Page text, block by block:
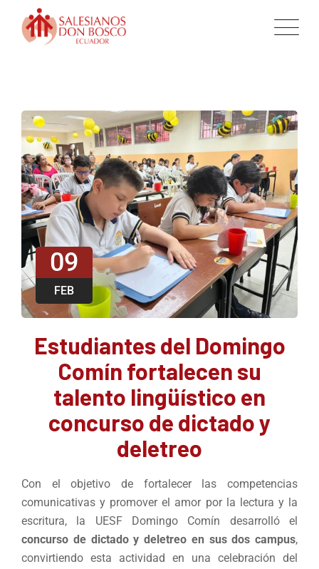
09
FEB
Estudiantes del Domingo
Comín fortalecen su
talento lingüístico en
concurso de dictado y
deletreo
Con el objetivo de fortalecer las competencias
comunicativas y promover el amor por la lectura y la
escritura, la UESF Domingo Comín desarrolló el
concurso de dictado y deletreo en sus dos campus,
convirtiendo esta actividad en una celebración del